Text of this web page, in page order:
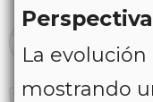
La
mostrando